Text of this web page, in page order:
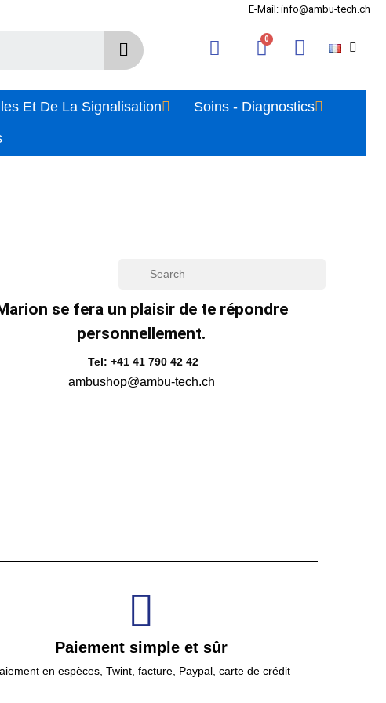
E-Mail: info@ambu-tech.ch
Et De La Signalisation
Soins - Diagnostics
se fera un plaisir de te répondre
personnellement.
Tel: +41 41 790 42 42
ambushop@ambu-tech.ch
Paiement simple et sûr
en espèces, Twint, facture, Paypal, carte de crédit